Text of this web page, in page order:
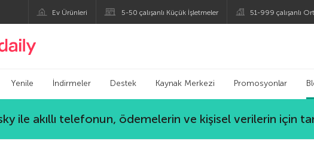
Ev Ürünleri 5-50 çalışanlı Küçük İşletmeler 51-999 çalışanlı
Resmi Blogu
Yenile İndirmeler Destek Kaynak Merkezi Promosyonlar
ile akıllı telefonun, ödemelerin ve kişisel verilerin için